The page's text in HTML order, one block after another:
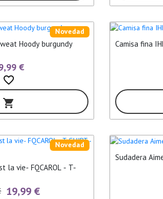
Hoody burgundy
Novedad
€
favorite_border
shopping_cart
Camisa fina
la vie- FQCAROL - T-
Novedad
19,99 €